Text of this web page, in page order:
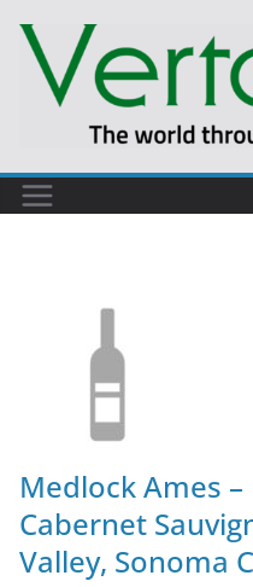
Medlock Ames
Cabernet
Valley, Sonoma